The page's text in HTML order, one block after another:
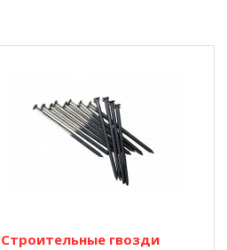
Строительные гвозди